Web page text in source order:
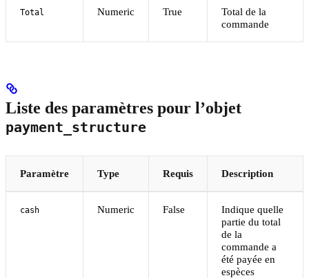
Total Numeric True
Total de la
commande
Liste des paramètres pour l’objet
payment_structure
Paramètre Type Requis Description
cash Numeric False
Indique quelle
partie du total
de la
commande a
été payée en
espèces